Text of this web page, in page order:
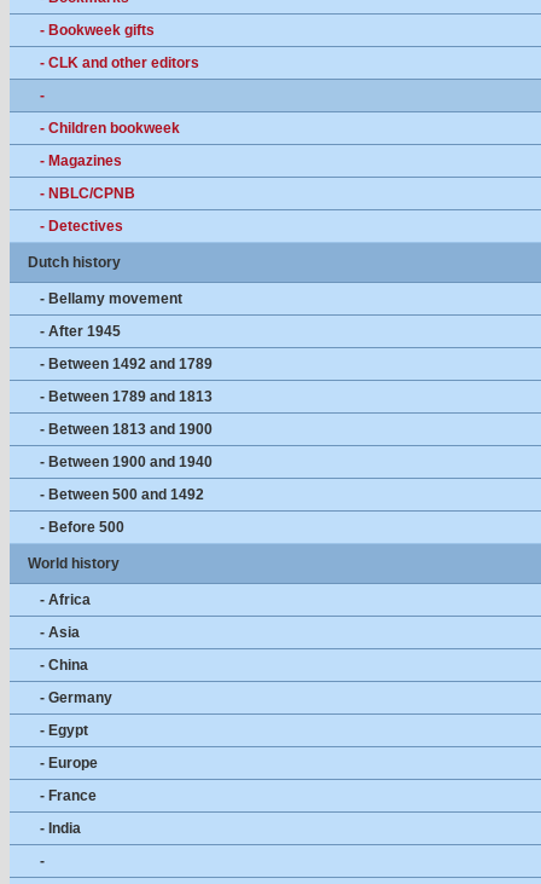
- Bookweek gifts
- CLK and other editors
-
- Children bookweek
- Magazines
- NBLC/CPNB
- Detectives
Dutch history
- Bellamy movement
- After 1945
- Between 1492 and 1789
- Between 1789 and 1813
- Between 1813 and 1900
- Between 1900 and 1940
- Between 500 and 1492
- Before 500
World history
- Africa
- Asia
- China
- Germany
- Egypt
- Europe
- France
- India
-